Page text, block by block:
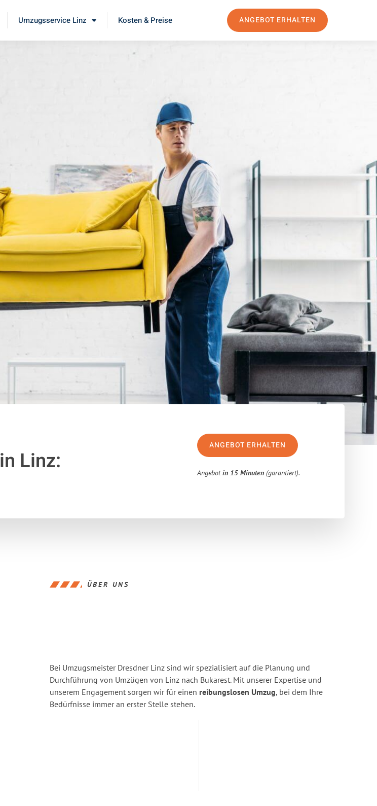
Umzugsservice Linz Kosten & Preise ANGEBOT ERHALTEN
in Linz:
ANGEBOT ERHALTEN
Angebotin 15 Minuten (garantiert).
ÜBER UNS
Bei Umzugsmeister Dresdner Linz sind wir spezialisiert auf die Planung und
Durchführung von Umzügen von Linz nach Bukarest. Mit unserer Expertise und
unserem Engagement sorgen wir für einen reibungslosen Umzug, bei dem Ihre
Bedürfnisse immer an erster Stelle stehen.